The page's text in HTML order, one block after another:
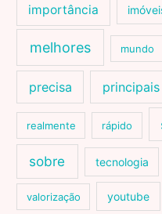
importância
melhores mundo
precisa principais
realmente rápido
sobre tecnologia
valorização youtube